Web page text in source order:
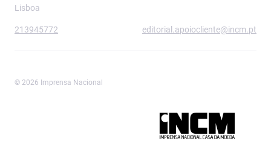
Lisboa
213945772 editorial.apoiocliente@incm.pt
© 2026 Imprensa Nacional